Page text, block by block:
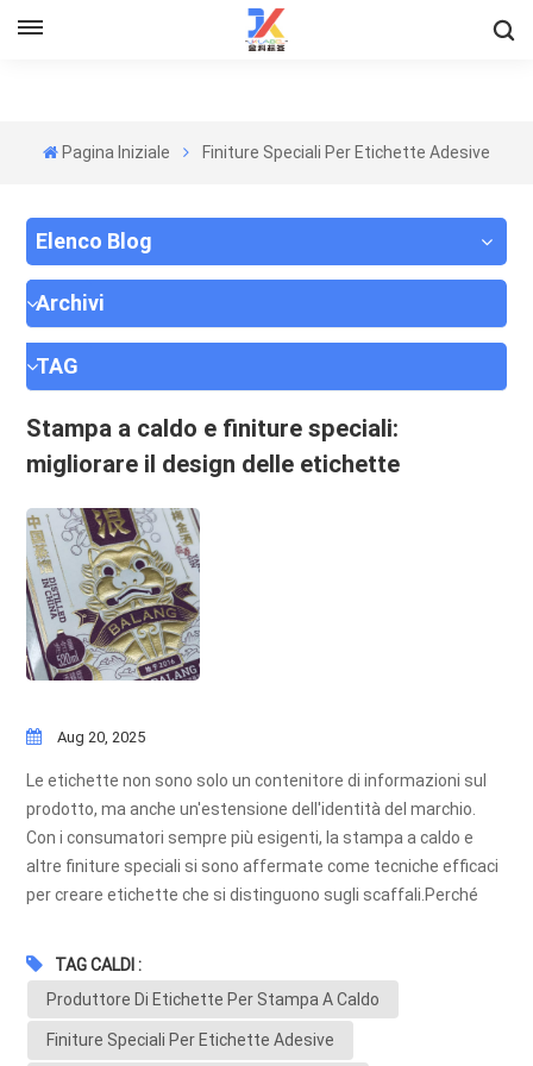
Pagina Iniziale Finiture Speciali Per Etichette Adesive
Elenco Blog
Archivi
TAG
Stampa a caldo e finiture speciali:
migliorare il design delle etichette
Aug 20, 2025
Le etichette non sono solo un contenitore di informazioni sul
prodotto, ma anche un'estensione dell'identità del marchio.
Con i consumatori sempre più esigenti, la stampa a caldo e
altre finiture speciali si sono affermate come tecniche efficaci
per creare etichette che si distinguono sugli scaffali.Perché
metalliche in oro, argento o tonalità olografiche creano un
effetto esclusivo e accattivante. Differenziazione del marchio:
aggiunge una consistenza e una brillantezza uniche,
garantendo che i prodotti siano immediatamente riconoscibili.
TAG CALDI :
Produttore Di Etichette Per Stampa A Caldo
Finiture Speciali Per Etichette Adesive